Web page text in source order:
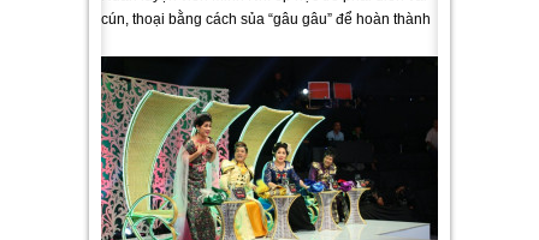
cún, thoại bằng cách sủa “gâu gâu” để hoàn thành